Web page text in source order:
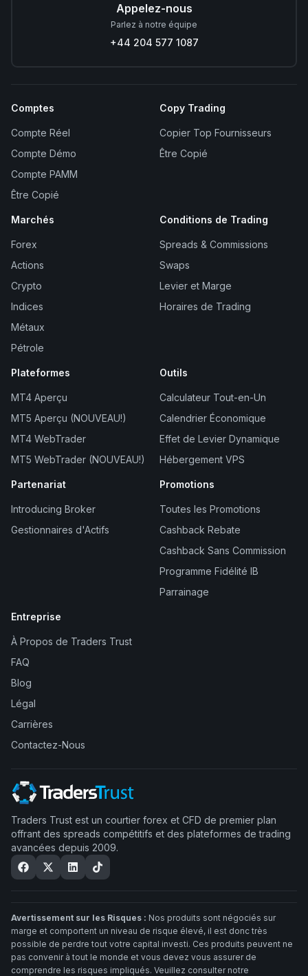
Appelez-nous
Parlez à notre équipe
+44 204 577 1087
Comptes
Compte Réel
Compte Démo
Compte PAMM
Être Copié
Copy Trading
Copier Top Fournisseurs
Être Copié
Marchés
Forex
Actions
Crypto
Indices
Métaux
Pétrole
Conditions de Trading
Spreads & Commissions
Swaps
Levier et Marge
Horaires de Trading
Plateformes
MT4 Aperçu
MT5 Aperçu (NOUVEAU!)
MT4 WebTrader
MT5 WebTrader (NOUVEAU!)
Outils
Calculateur Tout-en-Un
Calendrier Économique
Effet de Levier Dynamique
Hébergement VPS
Partenariat
Introducing Broker
Gestionnaires d'Actifs
Promotions
Toutes les Promotions
Cashback Rebate
Cashback Sans Commission
Programme Fidélité IB
Parrainage
Entreprise
À Propos de Traders Trust
FAQ
Blog
Légal
Carrières
Contactez-Nous
Traders Trust est un courtier forex et CFD de premier plan
offrant des spreads compétitifs et des plateformes de trading
avancées depuis 2009.
Avertissement sur les Risques : Nos produits sont négociés sur
marge et comportent un niveau de risque élevé, il est donc très
possible de perdre tout votre capital investi. Ces produits peuvent ne
pas convenir à tout le monde et vous devez vous assurer de
comprendre les risques impliqués. Veuillez consulter notre